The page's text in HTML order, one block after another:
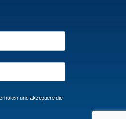
und akzeptiere die